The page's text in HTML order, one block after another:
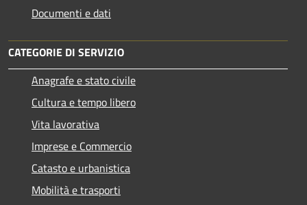
Documenti e dati
CATEGORIE DI SERVIZIO
Anagrafe e stato civile
Cultura e tempo libero
Vita lavorativa
Imprese e Commercio
Catasto e urbanistica
Mobilità e trasporti